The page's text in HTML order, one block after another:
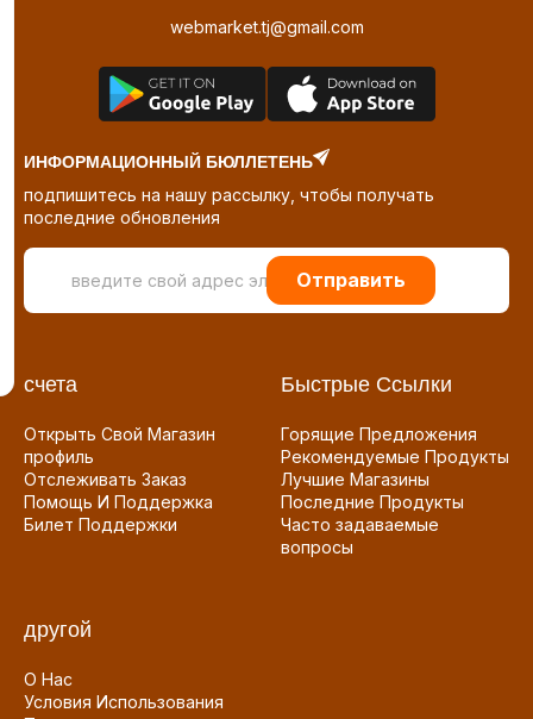
webmarket.tj@gmail.com
ИНФОРМАЦИОННЫЙ БЮЛЛЕТЕНЬ
подпишитесь на нашу рассылку, чтобы получать
последние обновления
Отправить
счета
Открыть Свой Магазин
профиль
Отслеживать Заказ
Помощь И Поддержка
Билет Поддержки
Быстрые Ссылки
Горящие Предложения
Рекомендуемые Продукты
Лучшие Магазины
Последние Продукты
Часто задаваемые
вопросы
другой
О Нас
Условия Использования